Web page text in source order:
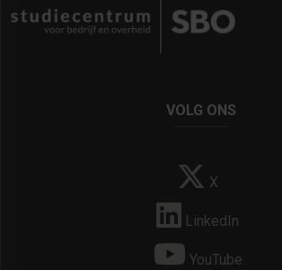
VOLG ONS
X
LinkedIn
YouTube